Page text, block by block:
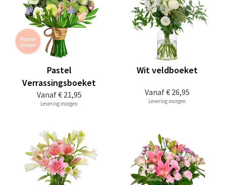
Vanaf€ 21,95
Pastel
Verrassingsboeket
Levering morgen
Vanaf€ 26,95
Wit veldboeket
Levering morgen